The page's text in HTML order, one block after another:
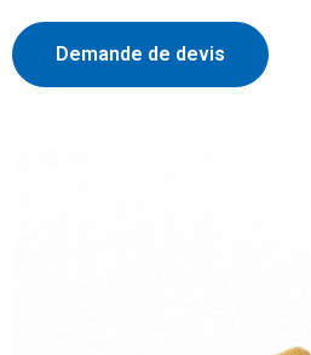
Demande de devis